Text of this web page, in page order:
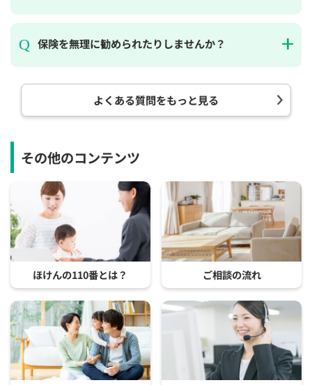
保険を無理に勧められたりしませんか？
よくある質問をもっと見る
その他のコンテンツ
ほけんの110番とは？ ご相談の流れ